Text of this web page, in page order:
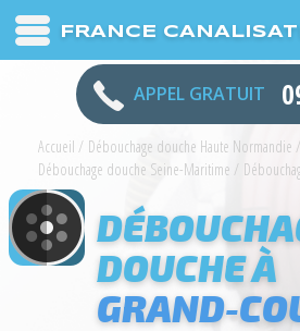
FRANCE
APPEL GRATUIT
Accueil / Débouchage douche Haute Normandie /
Débouchage douche Seine-Maritime /
DOUCHE À
GRAND-